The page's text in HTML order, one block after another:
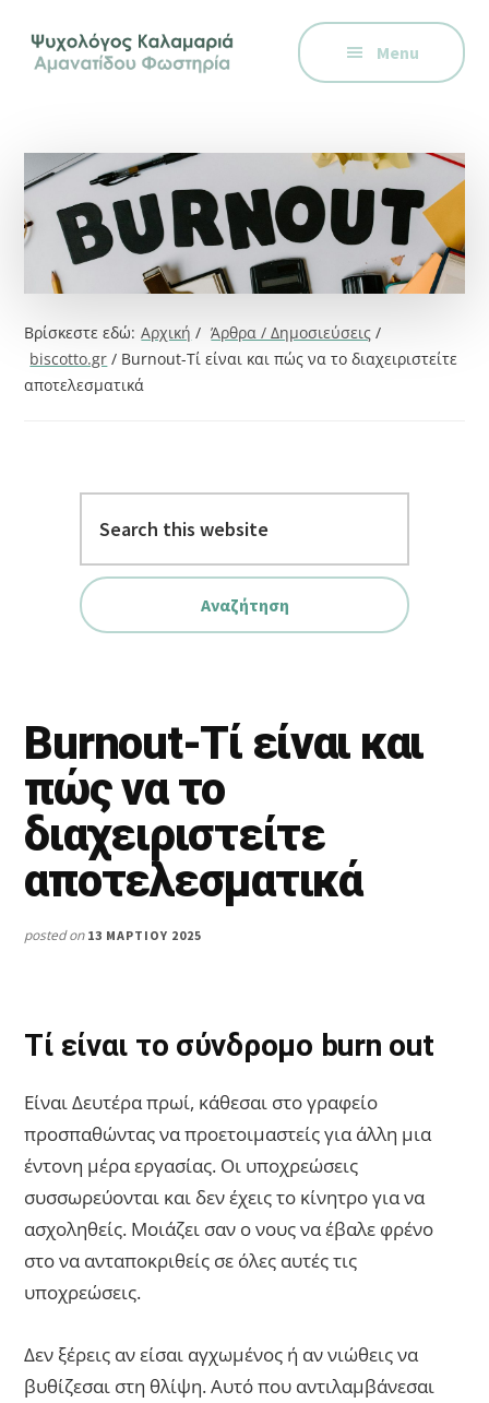
primary
footer
menu
Ψυχολόγος
στην
ειδικός
στη
Γνωστική
Συμπεριφορική
Θεραπεία.
μέσω
Skype,
Menu
Βρίσκεστε εδώ: Αρχική / Άρθρα / Δημοσιεύσεις /
biscotto.gr / Burnout-Τί είναι και πώς να το διαχειριστείτε
αποτελεσματικά
website
Burnout-Τί είναι και
πώς να το
διαχειριστείτε
αποτελεσματικά
posted on 13 ΜΑΡΤΊΟΥ 2025
Τί είναι το σύνδρομο burn out
Είναι Δευτέρα πρωί, κάθεσαι στο γραφείο
προσπαθώντας να προετοιμαστείς για άλλη μια
έντονη μέρα εργασίας. Οι υποχρεώσεις
συσσωρεύονται και δεν έχεις το κίνητρο για να
ασχοληθείς. Μοιάζει σαν ο νους να έβαλε φρένο
στο να ανταποκριθείς σε όλες αυτές τις
υποχρεώσεις.
Δεν ξέρεις αν είσαι αγχωμένος ή αν νιώθεις να
βυθίζεσαι στη θλίψη. Αυτό που αντιλαμβάνεσαι